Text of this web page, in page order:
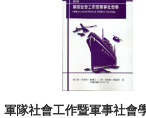
軍隊社會工作暨軍事社會